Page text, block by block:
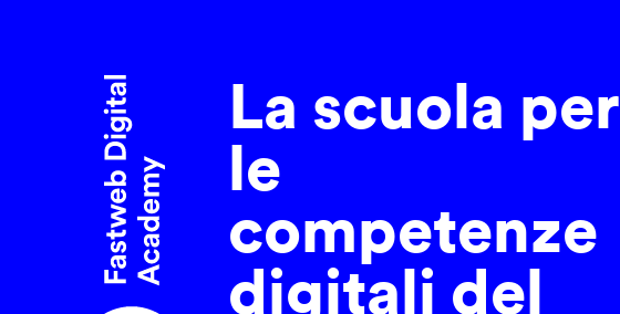
La scuola per
le
competenze
digitali del